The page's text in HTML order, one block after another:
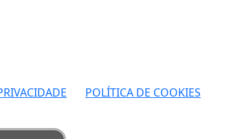
POLÍTICA DE COOKIES